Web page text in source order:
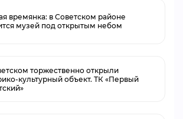
времянка: в Советском районе
музей под открытым небом
торжественно открыли
культурный объект. ТК «Первый